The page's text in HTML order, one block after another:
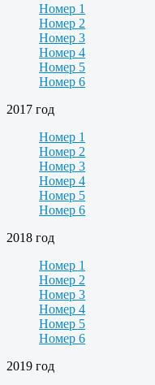
Номер 1
Номер 2
Номер 3
Номер 4
Номер 5
Номер 6
2017 год
Номер 1
Номер 2
Номер 3
Номер 4
Номер 5
Номер 6
2018 год
Номер 1
Номер 2
Номер 3
Номер 4
Номер 5
Номер 6
2019 год